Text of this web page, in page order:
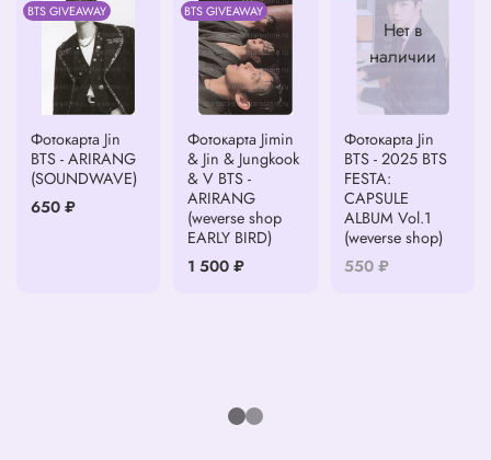
BTS GIVEAWAY
Фотокарта Jin
BTS - ARIRANG
(SOUNDWAVE)
650 ₽
BTS GIVEAWAY
Фотокарта Jimin
& Jin & Jungkook
& V BTS -
ARIRANG
(weverse shop
EARLY BIRD)
1 500 ₽
Нет в
наличии
Фотокарта Jin
BTS - 2025 BTS
FESTA:
CAPSULE
ALBUM Vol.1
(weverse shop)
550 ₽